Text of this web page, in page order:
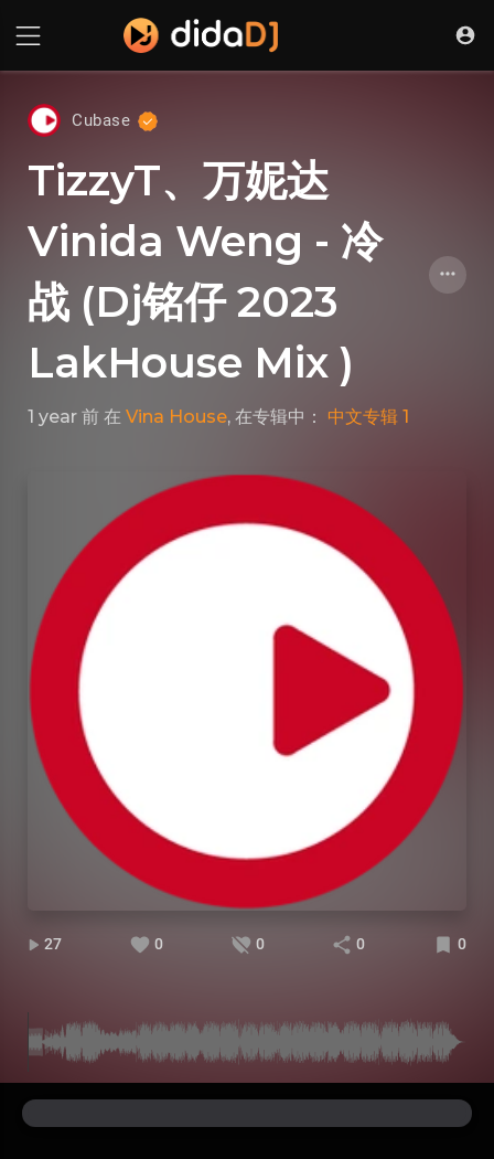
Cubase
TizzyT、万妮达
Vinida Weng - 冷
战 (Dj铭仔 2023
LakHouse Mix )
1 year 前 在 Vina House, 在专辑中： 中文专辑 1
27 0 0 0 0